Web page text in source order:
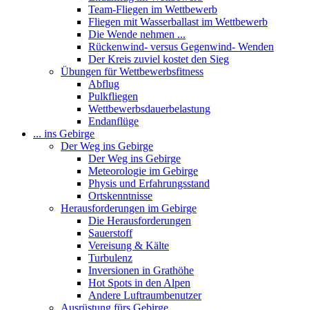
Team-Fliegen im Wettbewerb
Fliegen mit Wasserballast im Wettbewerb
Die Wende nehmen ...
Rückenwind- versus Gegenwind- Wenden
Der Kreis zuviel kostet den Sieg
Übungen für Wettbewerbsfitness
Abflug
Pulkfliegen
Wettbewerbsdauerbelastung
Endanflüge
... ins Gebirge
Der Weg ins Gebirge
Der Weg ins Gebirge
Meteorologie im Gebirge
Physis und Erfahrungsstand
Ortskenntnisse
Herausforderungen im Gebirge
Die Herausforderungen
Sauerstoff
Vereisung & Kälte
Turbulenz
Inversionen in Grathöhe
Hot Spots in den Alpen
Andere Luftraumbenutzer
Ausrüstung fürs Gebirge